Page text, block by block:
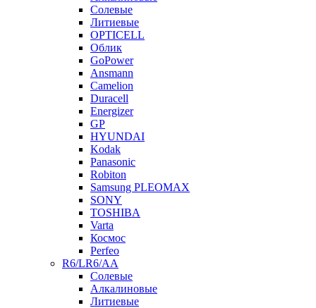
Солевые
Литиевые
OPTICELL
Облик
GoPower
Ansmann
Camelion
Duracell
Energizer
GP
HYUNDAI
Kodak
Panasonic
Robiton
Samsung PLEOMAX
SONY
TOSHIBA
Varta
Космос
Perfeo
R6/LR6/AA
Солевые
Алкалиновые
Литиевые